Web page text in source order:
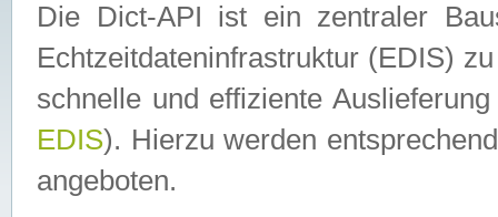
Die Dict-API ist ein zentraler
Echtzeitdateninfrastruktur (EDIS)
schnelle und effiziente
EDIS). Hierzu werden
angeboten.